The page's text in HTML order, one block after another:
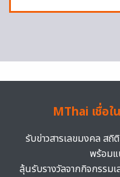
MThai เชื่อใ
รับข่าวสารเลขมงคล สถิ
พร้อมแ
ลุ้นรับรางวัลจากกิจกรรม